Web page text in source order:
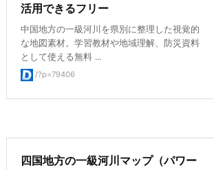
活用できるフリー
中国地方の一級河川を県別に整理した視覚的
な地図素材。学習教材や地域理解、防災資料
として使える無料 ...
/?p=79406
四国地方の一級河川マップ（パワー